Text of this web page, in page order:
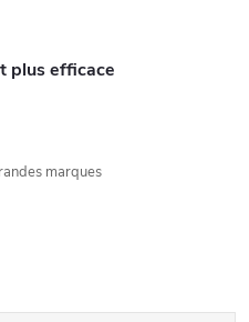
plus efficace
marques